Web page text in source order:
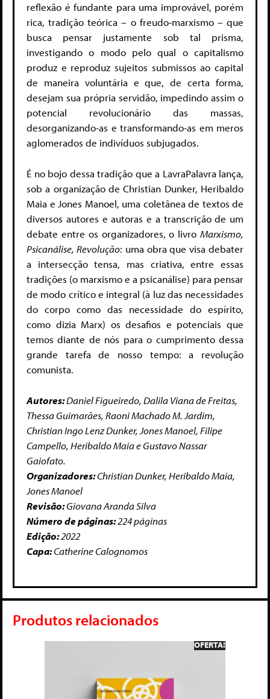
reflexão é fundante para uma improvável, porém
rica, tradição teórica – o freudo-marxismo – que
busca pensar justamente sob tal prisma,
investigando o modo pelo qual o capitalismo
produz e reproduz sujeitos submissos ao capital
de maneira voluntária e que, de certa forma,
desejam sua própria servidão, impedindo assim o
potencial revolucionário das massas,
desorganizando-as e transformando-as em meros
aglomerados de indivíduos subjugados.
É no bojo dessa tradição que a LavraPalavra lança,
sob a organização de Christian Dunker, Heribaldo
Maia e Jones Manoel, uma coletânea de textos de
diversos autores e autoras e a transcrição de um
debate entre os organizadores, o livro Marxismo,
Psicanálise, Revolução: uma obra que visa debater
a intersecção tensa, mas criativa, entre essas
tradições (o marxismo e a psicanálise) para pensar
de modo crítico e integral (à luz das necessidades
do corpo como das necessidade do espírito,
como dizia Marx) os desafios e potenciais que
temos diante de nós para o cumprimento dessa
grande tarefa de nosso tempo: a revolução
comunista.
Autores:Daniel Figueiredo, Dalila Viana de Freitas,
Thessa Guimarães, Raoni Machado M. Jardim,
Christian Ingo Lenz Dunker, Jones Manoel, Filipe
Campello, Heribaldo Maia e Gustavo Nassar
Gaiofato.
Organizadores:Christian Dunker, Heribaldo Maia,
Jones Manoel
Revisão:Giovana Aranda Silva
Número de páginas:224 páginas
Edição:2022
Capa:Catherine Calognomos
Produtos relacionados
OFERTA!